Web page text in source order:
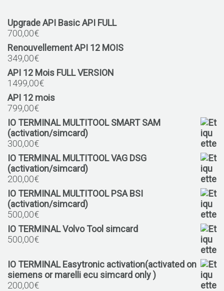
Upgrade API Basic API FULL
700,00€
Renouvellement API 12 MOIS
349,00€
API 12 Mois FULL VERSION
1499,00€
API 12 mois
799,00€
IO TERMINAL MULTITOOL SMART SAM
(activation/simcard)
300,00€
IO TERMINAL MULTITOOL VAG DSG
(activation/simcard)
200,00€
IO TERMINAL MULTITOOL PSA BSI
(activation/simcard)
500,00€
IO TERMINAL Volvo Tool simcard
500,00€
IO TERMINAL Easytronic activation(activated on
siemens or marelli ecu simcard only )
200,00€